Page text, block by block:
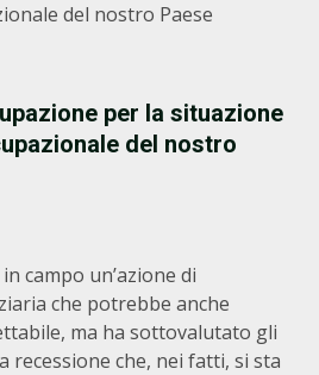
del nostro Paese
per la situazione
del nostro
campo un’azione di
che potrebbe anche
ma ha sottovalutato gli
recessione che, nei fatti, si sta